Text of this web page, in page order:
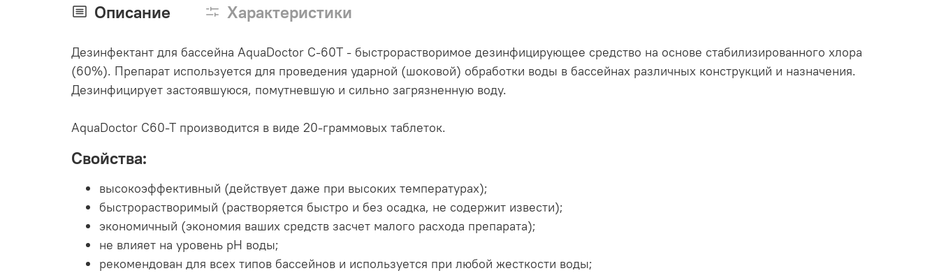
Описание Характеристики
Дезинфектант для бассейна AquaDoctor C-60T - быстрорастворимое дезинфицирующее средство на основе стабилизированного хлора
(60%). Препарат используется для проведения ударной (шоковой) обработки воды в бассейнах различных конструкций и назначения.
Дезинфицирует застоявшуюся, помутневшую и сильно загрязненную воду.
AquaDoctor C60-T производится в виде 20-граммовых таблеток.
Свойства:
высокоэффективный (действует даже при высоких температурах);
быстрорастворимый (растворяется быстро и без осадка, не содержит извести);
экономичный (экономия ваших средств засчет малого расхода препарата);
не влияет на уровень pH воды;
рекомендован для всех типов бассейнов и используется при любой жесткости воды;